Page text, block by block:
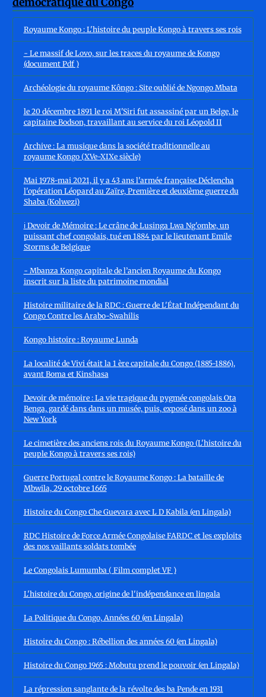
Royaume Kongo : L'histoire du peuple Kongo à travers ses rois
- Le massif de Lovo, sur les traces du royaume de Kongo
(document Pdf )
Archéologie du royaume Kôngo : Site oublié de Ngongo Mbata
le 20 décembre 1891 le roi M'Siri fut assassiné par un Belge, le
capitaine Bodson, travaillant au service du roi Léopold II
Archive : La musique dans la société traditionnelle au
royaume Kongo (XVe-XIXe siècle)
Mai 1978-mai 2021, il y a 43 ans l'armée française Déclencha
l'opération Léopard au Zaïre, Première et deuxième guerre du
Shaba (Kolwezi)
ℹ️ Devoir de Mémoire : Le crâne de Lusinga Lwa Ng'ombe, un
puissant chef congolais, tué en 1884 par le lieutenant Emile
Storms de Belgique
- Mbanza Kongo capitale de l’ancien Royaume du Kongo
inscrit sur la liste du patrimoine mondial
Histoire militaire de la RDC : Guerre de L'État Indépendant du
Congo Contre les Arabo-Swahilis
Kongo histoire : Royaume Lunda
La localité de Vivi était la 1 ère capitale du Congo (1885-1886),
avant Boma et Kinshasa
Devoir de mémoire : La vie tragique du pygmée congolais Ota
Benga, gardé dans dans un musée, puis, exposé dans un zoo à
New York
Le cimetière des anciens rois du Royaume Kongo (L'histoire du
peuple Kongo à travers ses rois)
Guerre Portugal contre le Royaume Kongo : La bataille de
Mbwila, 29 octobre 1665
Histoire du Congo Che Guevara avec L D Kabila (en Lingala)
RDC Histoire de Force Armée Congolaise FARDC et les exploits
des nos vaillants soldats tombée
Le Congolais Lumumba ( Film complet VF )
L'histoire du Congo, origine de l'indépendance en lingala
La Politique du Congo, Années 60 (en Lingala)
Histoire du Congo : Rébellion des années 60 (en Lingala)
Histoire du Congo 1965 : Mobutu prend le pouvoir (en Lingala)
La répression sanglante de la révolte des ba Pende en 1931